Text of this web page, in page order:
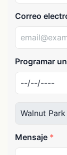
Correo
Programar
Mensaje